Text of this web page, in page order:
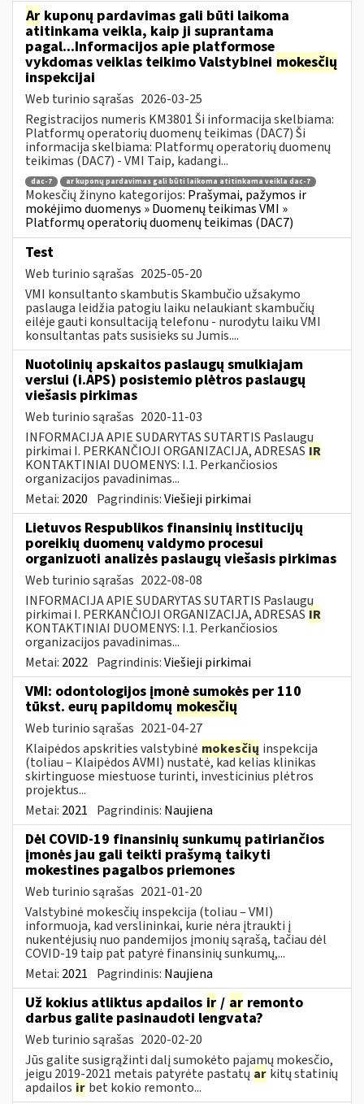
Ar kuponų pardavimas gali būti laikoma
atitinkama veikla, kaip ji suprantama
pagal...Informacijos apie platformose
vykdomas veiklas teikimo Valstybinei mokesčių
inspekcijai
Web turinio sąrašas 2026-03-25
Registracijos numeris KM3801 Ši informacija skelbiama:
Platformų operatorių duomenų teikimas (DAC7) Ši
informacija skelbiama: Platformų operatorių duomenų
teikimas (DAC7) - VMI Taip, kadangi...
dac-7 ar kuponų pardavimas gali būti laikoma atitinkama veikla dac-7
Mokesčių žinyno kategorijos: Prašymai, pažymos ir
mokėjimo duomenys » Duomenų teikimas VMI »
Platformų operatorių duomenų teikimas (DAC7)
Test
Web turinio sąrašas 2025-05-20
VMI konsultanto skambutis Skambučio užsakymo
paslauga leidžia patogiu laiku nelaukiant skambučių
eilėje gauti konsultaciją telefonu - nurodytu laiku VMI
konsultantas pats susisieks su Jumis....
Nuotolinių apskaitos paslaugų smulkiajam
verslui (i.APS) posistemio plėtros paslaugų
viešasis pirkimas
Web turinio sąrašas 2020-11-03
INFORMACIJA APIE SUDARYTAS SUTARTIS Paslaugų
pirkimai I. PERKANČIOJI ORGANIZACIJA, ADRESAS IR
KONTAKTINIAI DUOMENYS: I.1. Perkančiosios
organizacijos pavadinimas...
Metai: 2020 Pagrindinis:Viešieji pirkimai
Lietuvos Respublikos finansinių institucijų
poreikių duomenų valdymo procesui
organizuoti analizės paslaugų viešasis pirkimas
Web turinio sąrašas 2022-08-08
INFORMACIJA APIE SUDARYTAS SUTARTIS Paslaugų
pirkimai I. PERKANČIOJI ORGANIZACIJA, ADRESAS IR
KONTAKTINIAI DUOMENYS: I.1. Perkančiosios
organizacijos pavadinimas...
Metai: 2022 Pagrindinis:Viešieji pirkimai
VMI: odontologijos įmonė sumokės per 110
tūkst. eurų papildomų mokesčių
Web turinio sąrašas 2021-04-27
Klaipėdos apskrities valstybinė mokesčių inspekcija
(toliau – Klaipėdos AVMI) nustatė, kad kelias klinikas
skirtinguose miestuose turinti, investicinius plėtros
projektus...
Metai: 2021 Pagrindinis: Naujiena
Dėl COVID-19 finansinių sunkumų patiriančios
įmonės jau gali teikti prašymą taikyti
mokestines pagalbos priemones
Web turinio sąrašas 2021-01-20
Valstybinė mokesčių inspekcija (toliau – VMI)
informuoja, kad verslininkai, kurie nėra įtraukti į
nukentėjusių nuo pandemijos įmonių sąrašą, tačiau dėl
COVID-19 taip pat patyrė finansinių sunkumų,...
Metai: 2021 Pagrindinis: Naujiena
Už kokius atliktus apdailos ir / ar remonto
darbus galite pasinaudoti lengvata?
Web turinio sąrašas 2020-02-20
Jūs galite susigrąžinti dalį sumokėto pajamų mokesčio,
jeigu 2019-2021 metais patyrėte pastatų ar kitų statinių
apdailos ir bet kokio remonto...